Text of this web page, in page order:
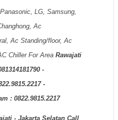
LG, Samsung,
Ac
Ac Standing/floor, Ac
Chiller For Area Rawajati
-
-
: 0822.9815.2217
- Jakarta Selatan Call